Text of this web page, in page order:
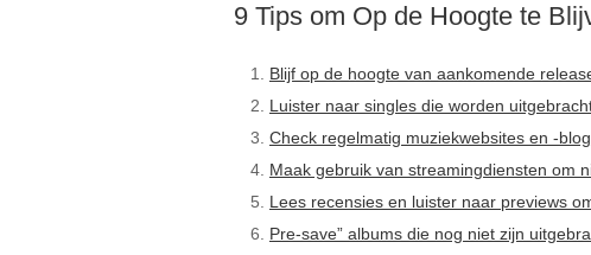
9 Tips om Op de Hoogte te
Blijf op de hoogte van aankomende
Luister naar singles die worden
Check regelmatig muziekwebsites en -
Maak gebruik van streamingdiensten om
Lees recensies en luister naar previews
Pre-save” albums die nog niet zijn